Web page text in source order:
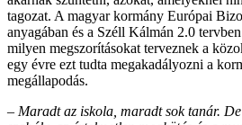
tagozat. A magyar kormány Európai
anyagában és a Széll Kálmán 2.0
milyen megszorításokat terveznek a
egy évre ezt tudta megakadályozni a
megállapodás.
– Maradt az iskola, maradt sok tanár.